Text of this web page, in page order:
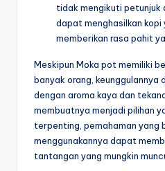
tidak mengikuti petunjuk
dapat menghasilkan
memberikan rasa pahit
Meskipun Moka pot memiliki
banyak orang, keunggulannya
dengan aroma kaya dan
membuatnya menjadi pilihan
terpenting, pemahaman yang
menggunakannya dapat
tantangan yang mungkin